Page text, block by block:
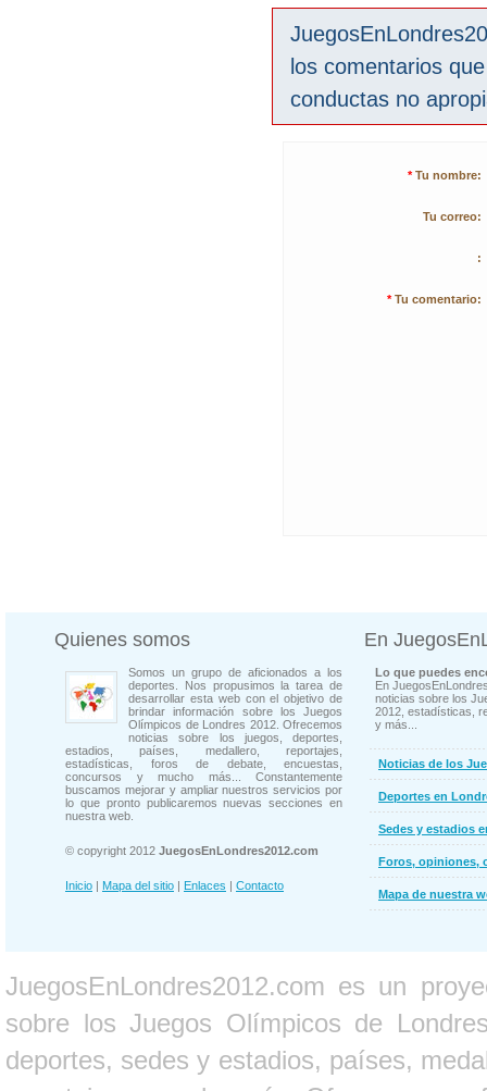
los comentarios
conductas no
* Tu nombre:
Tu correo:
:
* Tu comentario:
Quienes somos
Somos un grupo de aficionados a los
deportes. Nos propusimos la tarea de
desarrollar esta web con el objetivo de
brindar información sobre los Juegos
Olímpicos de Londres 2012. Ofrecemos
noticias sobre los juegos, deportes,
estadios, países, medallero, reportajes,
estadísticas, foros de debate, encuestas,
concursos y mucho más... Constantemente
buscamos mejorar y ampliar nuestros servicios por
lo que pronto publicaremos nuevas secciones en
nuestra web.
© copyright 2012 JuegosEnLondres2012.com
Inicio | Mapa del sitio | Enlaces | Contacto
En
Lo que puedes
En
noticias sobre los
2012, estadísticas,
y más...
Noticias de los
Deportes en
Sedes y estadios
Foros, opiniones,
Mapa de nuestra
JuegosEnLondres2012.com es un
sobre los Juegos Olímpicos de
deportes, sedes y estadios, países,